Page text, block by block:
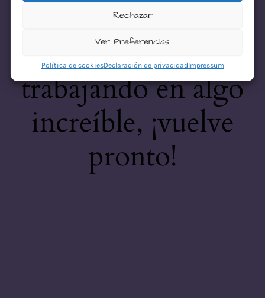
Rechazar
Ver Preferencias
Política de cookiesDeclaración de privacidadImpressum
¡Disculpa este
desastre! Estamos
trabajando en algo
increíble, ¡vuelve
pronto!